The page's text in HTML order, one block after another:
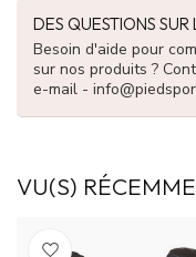
DES QUESTIONS SUR
Besoin d'aide pour
sur nos produits ?
e-mail -
VU(S)